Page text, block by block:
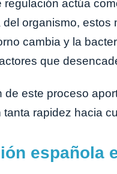
regulación actúa
organismo, estos
cambia y la
que
de este proceso
rapidez hacia
española